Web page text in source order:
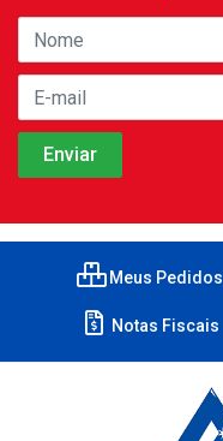
Meus Pedidos
Notas Fiscais